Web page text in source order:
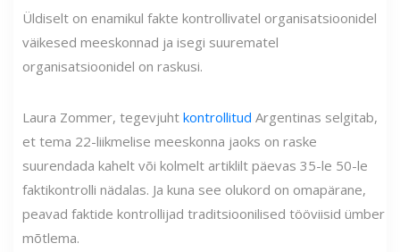
Üldiselt on enamikul fakte kontrollivatel organisatsioonidel
väikesed meeskonnad ja isegi suurematel
organisatsioonidel on raskusi.
Laura Zommer, tegevjuht kontrollitud Argentinas selgitab,
et tema 22-liikmelise meeskonna jaoks on raske
suurendada kahelt või kolmelt artiklilt päevas 35-le 50-le
faktikontrolli nädalas. Ja kuna see olukord on omapärane,
peavad faktide kontrollijad traditsioonilised tööviisid ümber
mõtlema.